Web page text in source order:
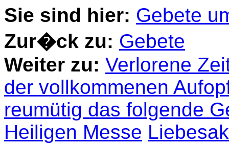
Sie sind hier: Gebete
Zur�ck zu: Gebete
Weiter zu: Verlorene
der vollkommenen
reumütig das folgende
Heiligen Messe